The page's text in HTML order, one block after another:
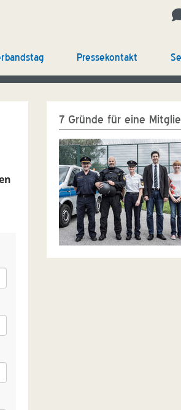
Pressekontakt
7 Gründe für eine